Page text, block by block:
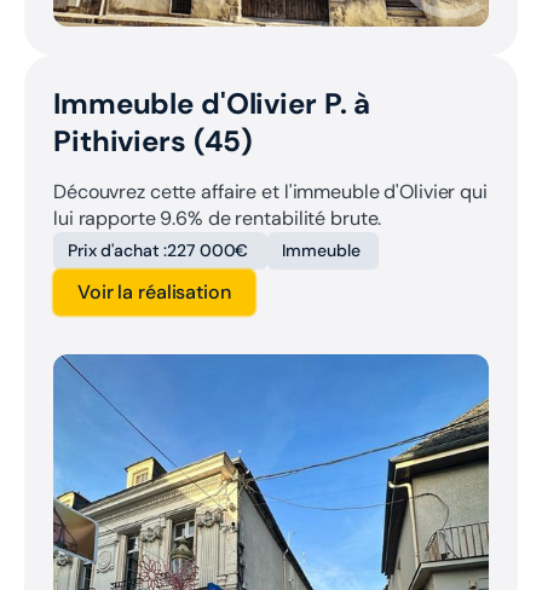
Immeuble d'Olivier P. à
Pithiviers (45)
Découvrez cette affaire et l'immeuble d'Olivier qui
lui rapporte 9.6% de rentabilité brute.
Prix d'achat :227 000€ Immeuble
Voir la réalisation